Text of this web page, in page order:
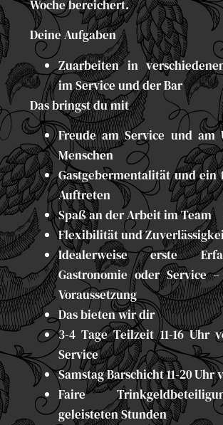
Woche bereichert.
Deine Aufgaben
Zuarbeiten in
im Service und der Bar
Das bringst du mit
Freude am Service und am
Menschen
Gastgebermentalität und ein
Auftreten
Spaß an der Arbeit im Team
Flexibilität und
Idealerweise erste
Gastronomie oder Service
Voraussetzung
Das bieten wir dir
3-4 Tage Teilzeit 11-16 Uhr
Service
Samstag Barschicht 11-20 Uhr
Faire
geleisteten Stunden